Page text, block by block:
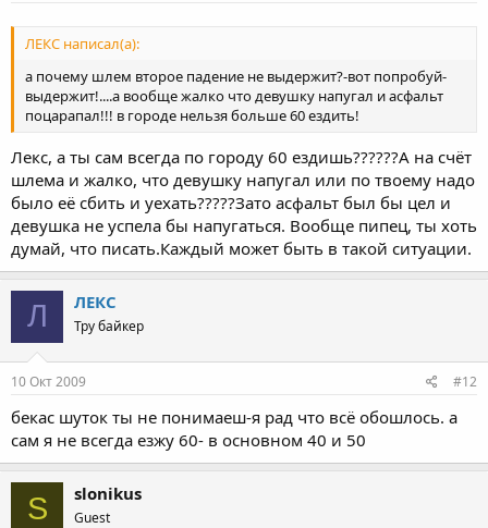
ЛЕКС написал(а):
а почему шлем второе падение не выдержит?-вот попробуй-
выдержит!....а вообще жалко что девушку напугал и асфальт
поцарапал!!! в городе нельзя больше 60 ездить!
Лекс, а ты сам всегда по городу 60 ездишь??????А на счёт
шлема и жалко, что девушку напугал или по твоему надо
было её сбить и уехать?????Зато асфальт был бы цел и
девушка не успела бы напугаться. Вообще пипец, ты хоть
думай, что писать.Каждый может быть в такой ситуации.
Л ЛЕКС
Тру байкер
10 Окт 2009 #12
бекас шуток ты не понимаеш-я рад что всё обошлось. а
сам я не всегда езжу 60- в основном 40 и 50
S slonikus
Guest